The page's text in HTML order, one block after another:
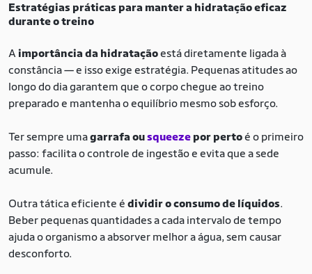
Estratégias práticas para manter a hidratação eficaz
durante o treino
A importância da hidrataçãoestá diretamente ligada à
constância — e isso exige estratégia. Pequenas atitudes ao
longo do dia garantem que o corpo chegue ao treino
preparado e mantenha o equilíbrio mesmo sob esforço.
Ter sempre umagarrafa ousqueeze por pertoé o primeiro
passo: facilita o controle de ingestão e evita que a sede
acumule.
Outra tática eficiente é dividir o consumo de líquidos.
Beber pequenas quantidades a cada intervalo de tempo
ajuda o organismo a absorver melhor a água, sem causar
desconforto.